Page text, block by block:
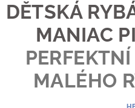
DĚTSKÁ
MANIAC
MALÉHO